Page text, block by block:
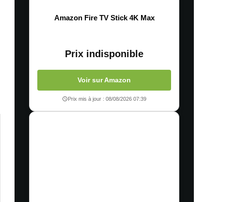
Amazon Fire TV Stick 4K Max
Prix indisponible
Voir sur Amazon
Prix mis à jour : 08/08/2026 07:39